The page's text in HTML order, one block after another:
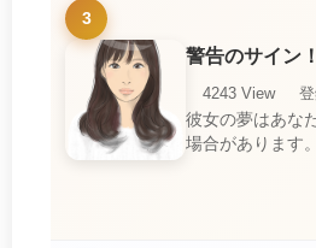
3
警告のサイン
4243 View
彼女の夢はあな
場合があります。 あなたの日常的な